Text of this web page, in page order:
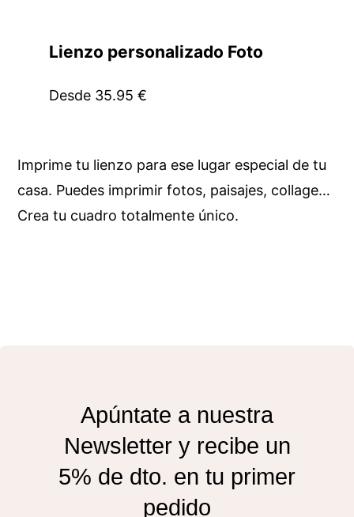
Lienzo personalizado Foto
Desde 35.95€
Imprime tu lienzo para ese lugar especial de tu
casa. Puedes imprimir fotos, paisajes, collage…
Crea tu cuadro totalmente único.
Apúntate a nuestra
Newsletter y recibe un
5% de dto. en tu primer
pedido